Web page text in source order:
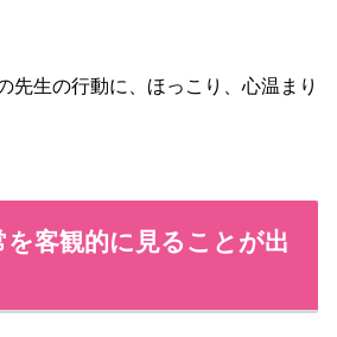
先生の行動に、ほっこり、心温まり
を客観的に見ることが出